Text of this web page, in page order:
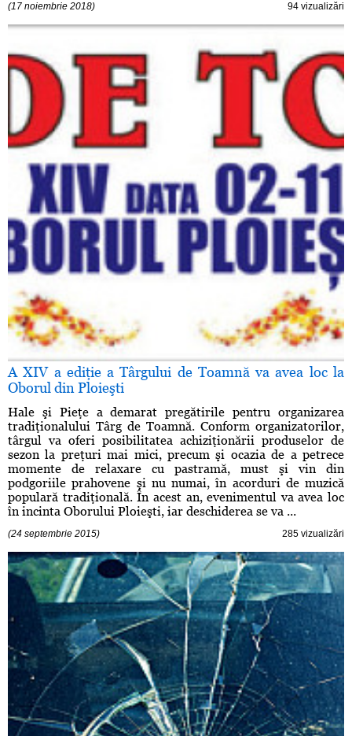
(17 noiembrie 2018) 94 vizualizări
A XIV a ediţie a Târgului de Toamnă va avea loc la
Oborul din Ploieşti
Hale şi Pieţe a demarat pregătirile pentru organizarea
tradiţionalului Târg de Toamnă. Conform organizatorilor,
târgul va oferi posibilitatea achiziţionării produselor de
sezon la preţuri mai mici, precum şi ocazia de a petrece
momente de relaxare cu pastramă, must şi vin din
podgoriile prahovene şi nu numai, în acorduri de muzică
populară tradiţională. În acest an, evenimentul va avea loc
în incinta Oborului Ploieşti, iar deschiderea se va ...
(24 septembrie 2015) 285 vizualizări